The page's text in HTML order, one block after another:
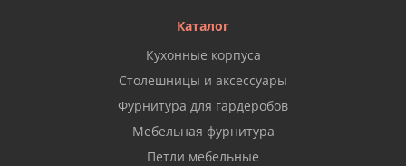
Каталог
Кухонные корпуса
Столешницы и аксессуары
Фурнитура для гардеробов
Мебельная фурнитура
Петли мебельные